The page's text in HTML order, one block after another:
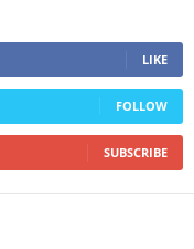
LIKE
FOLLOW
SUBSCRIBE